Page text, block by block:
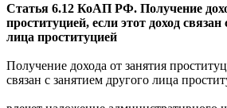
Статья 6.12 КоАП РФ. Получение
проституцией, если этот доход связан
лица проституцией
Получение дохода от занятия
связан с занятием другого лица